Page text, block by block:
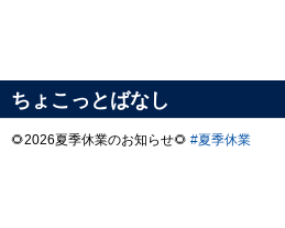
ちょこっとばなし